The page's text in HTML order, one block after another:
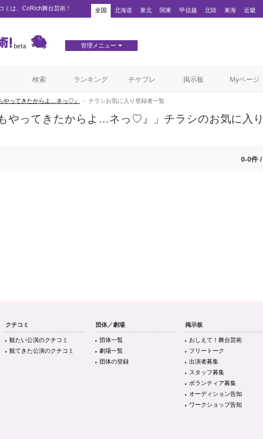
ミは、CoRich舞台芸術！ 全国 北海道 東北 関東 甲信越 北陸 東海 近畿
管理メニュー
検索 ランキング チケプレ 掲示板 Myページ
やってきたからよ…ネっ♡』 チラシお気に入り登録者一覧
もやってきたからよ…ネっ♡』」チラシのお気に入
0-0件
クチコミ
観たい公演のクチコミ
観てきた公演のクチコミ
団体／劇場
団体一覧
劇場一覧
団体の登録
掲示板
おしえて！舞台芸術
フリートーク
出演者募集
スタッフ募集
ボランティア募集
オーディション告知
ワークショップ告知